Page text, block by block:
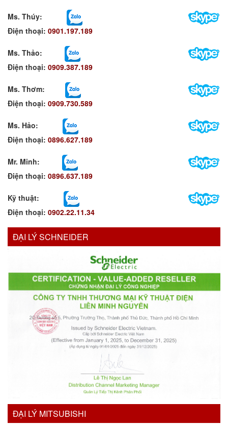
Ms. Thúy:
Điện thoại: 0901.197.189
Ms. Thảo:
Điện thoại: 0909.387.189
Ms. Thơm:
Điện thoại: 0909.730.589
Ms. Hảo:
Điện thoại: 0896.627.189
Mr. Minh:
Điện thoại: 0896.637.189
Kỹ thuật:
Điện thoại: 0902.22.11.34
ĐẠI LÝ SCHNEIDER
ĐẠI LÝ MITSUBISHI